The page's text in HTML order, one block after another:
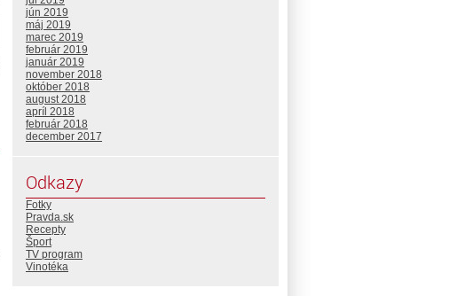
jún 2019
máj 2019
marec 2019
február 2019
január 2019
november 2018
október 2018
august 2018
apríl 2018
február 2018
december 2017
Odkazy
Fotky
Pravda.sk
Recepty
Šport
TV program
Vinotéka